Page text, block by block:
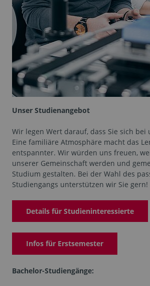
Unser Studienangebot
Wir legen Wert darauf, dass Sie sich
Eine familiäre Atmosphäre macht das
entspannter. Wir würden uns freuen,
unserer Gemeinschaft werden und
Studium gestalten. Bei der Wahl des
Studiengangs unterstützen wir Sie gern!
Details für Studieninteressierte
Infos für Erstsemester
Bachelor-Studiengänge: